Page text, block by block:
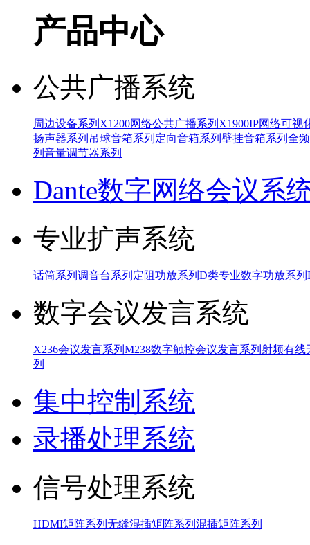
产品中心
公共广播系统
周边设备系列 X1200网络公共广播系列 X1900IP网络可视
扬声器系列 吊球音箱系列 定向音箱系列 壁挂音箱系列 全
列 音量调节器系列
Dante数字网络会议系
专业扩声系统
话筒系列 调音台系列 定阻功放系列 D类专业数字功放系列
数字会议发言系统
X236会议发言系列 M238数字触控会议发言系列 射频有线
列
集中控制系统
录播处理系统
信号处理系统
HDMI矩阵系列 无缝混插矩阵系列 混插矩阵系列